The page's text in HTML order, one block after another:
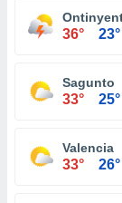
36° 23°
Sagunto
33° 25°
Valencia
33° 26°